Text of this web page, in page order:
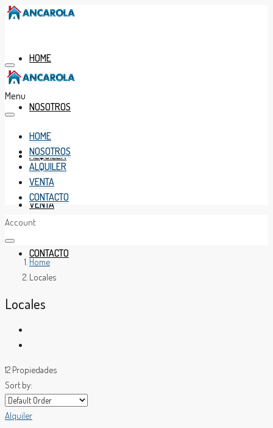
HOME
NOSOTROS
ALQUILER
VENTA
CONTACTO
Menu
HOME
NOSOTROS
ALQUILER
VENTA
CONTACTO
Account
Home
Locales
Locales
12 Propiedades
Sort by:
Alquiler